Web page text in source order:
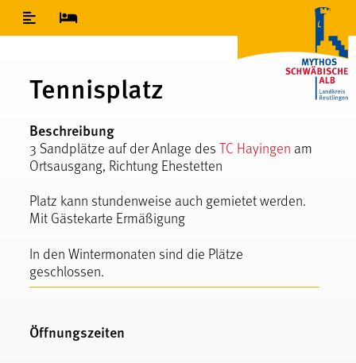
Inhaltsverzeichnis
Tennisplatz
Beschreibung
3 Sandplätze auf der Anlage desTC Hayingen am
Ortsausgang, Richtung Ehestetten
Platz kann stundenweise auch gemietet werden.
Mit Gästekarte Ermäßigung
In den Wintermonaten sind die Plätze
geschlossen.
Öffnungszeiten